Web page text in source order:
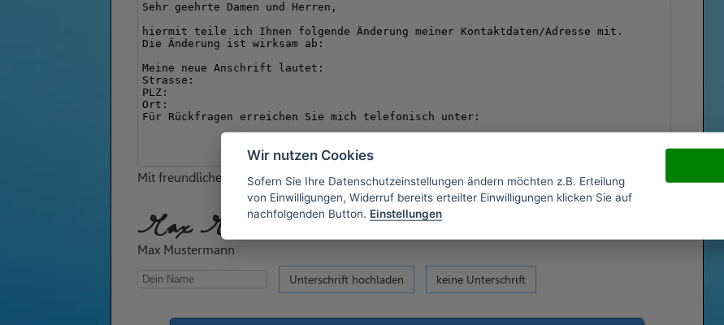
Mit freundlichen Grüßen
Max Mustermann
Max Mustermann
Unterschrift hochladen keine Unterschrift
Wir nutzen Cookies
Sofern Sie Ihre Datenschutzeinstellungen ändern möchten z.B. Erteilung
von Einwilligungen, Widerruf bereits erteilter Einwilligungen klicken Sie auf
nachfolgenden Button. Einstellungen